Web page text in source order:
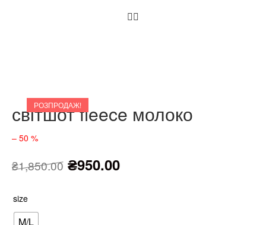
РОЗПРОДАЖ!
світшот fleece молоко
– 50 %
₴1,850.00 ₴950.00
size
M/L